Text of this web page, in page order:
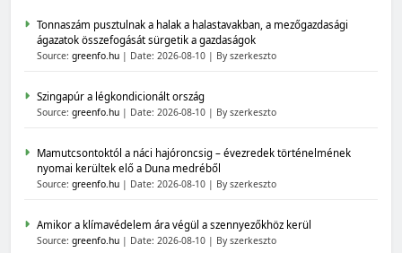
Tonnaszám pusztulnak a halak a halastavakban, a mezőgazdasági
ágazatok összefogását sürgetik a gazdaságok
Source: greenfo.hu Date: 2026-08-10 By szerkeszto
Szingapúr a légkondicionált ország
Source: greenfo.hu Date: 2026-08-10 By szerkeszto
Mamutcsontoktól a náci hajóroncsig – évezredek történelmének
nyomai kerültek elő a Duna medréből
Source: greenfo.hu Date: 2026-08-10 By szerkeszto
Amikor a klímavédelem ára végül a szennyezőkhöz kerül
Source: greenfo.hu Date: 2026-08-10 By szerkeszto